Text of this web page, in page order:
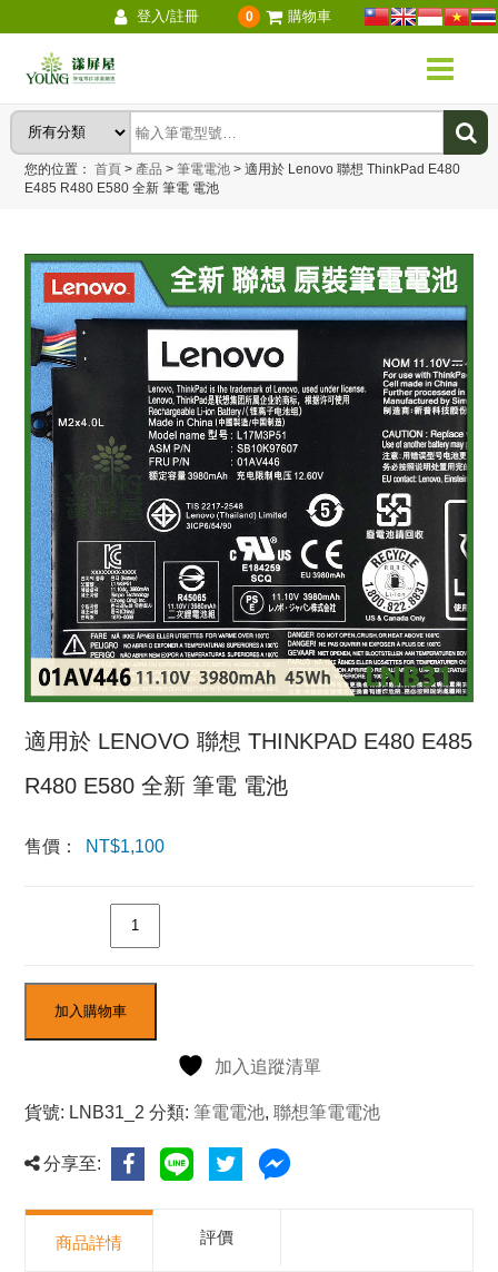
登入/註冊 0 購物車
您的位置：首頁 > 產品 > 筆電電池 > 適用於 Lenovo 聯想 ThinkPad E480
E485 R480 E580 全新 筆電 電池
適用於 LENOVO 聯想 THINKPAD E480 E485
R480 E580 全新 筆電 電池
售價： NT$1,100
加入購物車
加入追蹤清單
貨號: LNB31_2 分類:筆電電池,聯想筆電電池
分享至:
商品詳情 評價